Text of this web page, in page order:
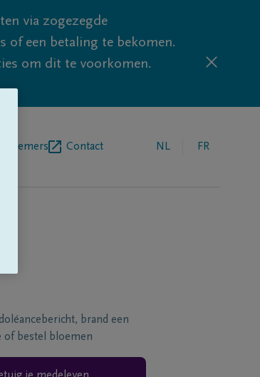
via zogezegde
of een betaling te bekomen.
om dit te voorkomen.
Contact NL FR
brand een
of bestel bloemen